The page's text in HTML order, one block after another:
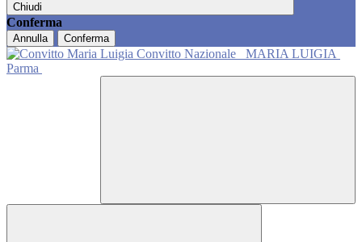
Chiudi
Conferma
Annulla Conferma
Convitto Nazionale
MARIA LUIGIA
Parma